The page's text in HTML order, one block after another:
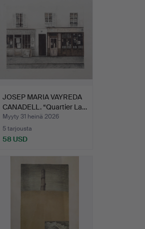
JOSEP MARIA VAYREDA
CANADELL. “Quartier La…
Myyty 31 heinä 2026
5 tarjousta
58 USD